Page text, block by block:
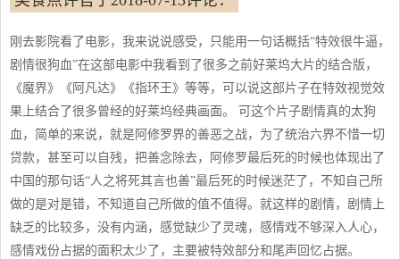
刚去影院看了电影，我来说说感受，只能用一句话概括“特效很牛逼，
剧情很狗血”在这部电影中我看到了很多之前好莱坞大片的结合版，
《魔界》《阿凡达》《指环王》等等，可以说这部片子在特效视觉效
果上结合了很多曾经的好莱坞经典画面。 可这个片子剧情真的太狗
血，简单的来说，就是阿修罗界的善恶之战，为了统治六界不惜一切
贷款，甚至可以自残，把善念除去，阿修罗最后死的时候也体现出了
中国的那句话“人之将死其言也善”最后死的时候迷茫了，不知自己所
做的是对是错，不知道自己所做的值不值得。就这样的剧情，剧情上
缺乏的比较多，没有内涵，感觉缺少了灵魂，感情戏不够深入人心，
感情戏份占据的面积太少了，主要被特效部分和尾声回忆占据。